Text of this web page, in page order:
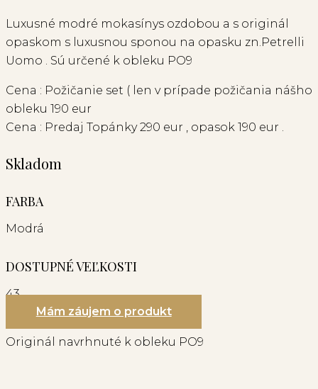
Luxusné modré mokasínys ozdobou a s originál
opaskom s luxusnou sponou na opasku zn.Petrelli
Uomo . Sú určené k obleku PO9
Cena : Požičanie set ( len v prípade požičania nášho
obleku 190 eur
Cena : Predaj Topánky 290 eur , opasok 190 eur .
Skladom
FARBA
Modrá
DOSTUPNÉ VEĽKOSTI
43
Mám záujem o produkt
Originál navrhnuté k obleku PO9